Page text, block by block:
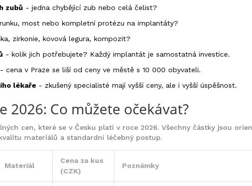
zubů - jedna chybějící zub nebo celá čelist?
most nebo kompletní protézu na implantáty?
zirkonie, kovová legura, kompozit?
- kolik jich potřebujete? Každý implantát je samostatná investice.
- cena v Praze se liší od ceny ve městě s 10 000 obyvateli.
lékaře - zkušený specialisté mají vyšší ceny, ale i vyšší úspěšnost.
2026: Co můžete očekávat?
cen, které se v Česku platí v roce 2026. Všechny částky jsou
materiálů a standardní léčebný postup.
Materiál
Cena za kus
(CZK)
Poznámky